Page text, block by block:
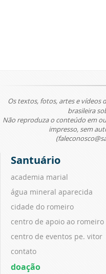
Os textos, fotos, artes e vídeos
brasileira
Não reproduza o conteúdo em
impresso, sem
Santuário
academia marial
água mineral aparecida
cidade do romeiro
centro de apoio ao romeiro
centro de eventos pe. vitor
contato
doação